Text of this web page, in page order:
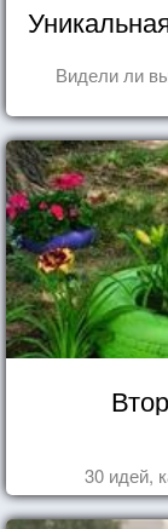
Видели ли
30 идей,